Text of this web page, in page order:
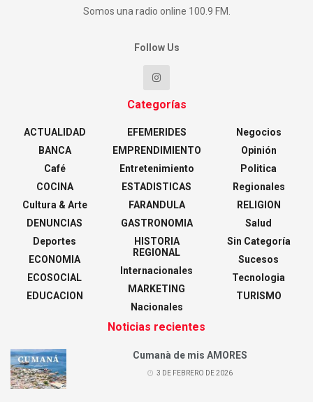
Somos una radio online 100.9 FM.
Follow Us
Categorías
ACTUALIDAD
BANCA
Café
COCINA
Cultura & Arte
DENUNCIAS
Deportes
ECONOMIA
ECOSOCIAL
EDUCACION
EFEMERIDES
EMPRENDIMIENTO
Entretenimiento
ESTADISTICAS
FARANDULA
GASTRONOMIA
HISTORIA
REGIONAL
Internacionales
MARKETING
Nacionales
Negocios
Opinión
Politica
Regionales
RELIGION
Salud
Sin Categoría
Sucesos
Tecnologia
TURISMO
Noticias recientes
Cumanà de mis AMORES
3 DE FEBRERO DE 2026